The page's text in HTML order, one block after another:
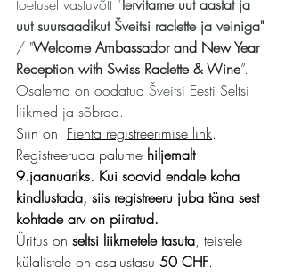
toetusel vastuvõtt "Tervitame uut aastat ja
uut suursaadikut Šveitsi raclette ja veiniga"
/ "Welcome Ambassador and New Year
Reception with Swiss Raclette & Wine”.
Osalema on oodatud Šveitsi Eesti Seltsi
liikmed ja sõbrad.
Siin on Fienta registreerimise link.
Registreeruda palume hiljemalt
9.jaanuariks. Kui soovid endale koha
kindlustada, siis registreeru juba täna sest
kohtade arv on piiratud.
Üritus on seltsi liikmetele tasuta, teistele
külalistele on osalustasu 50 CHF.